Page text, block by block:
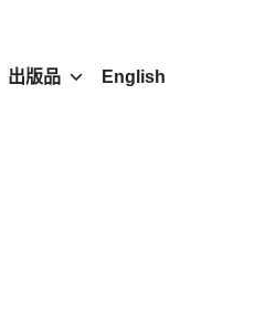
出版品 English